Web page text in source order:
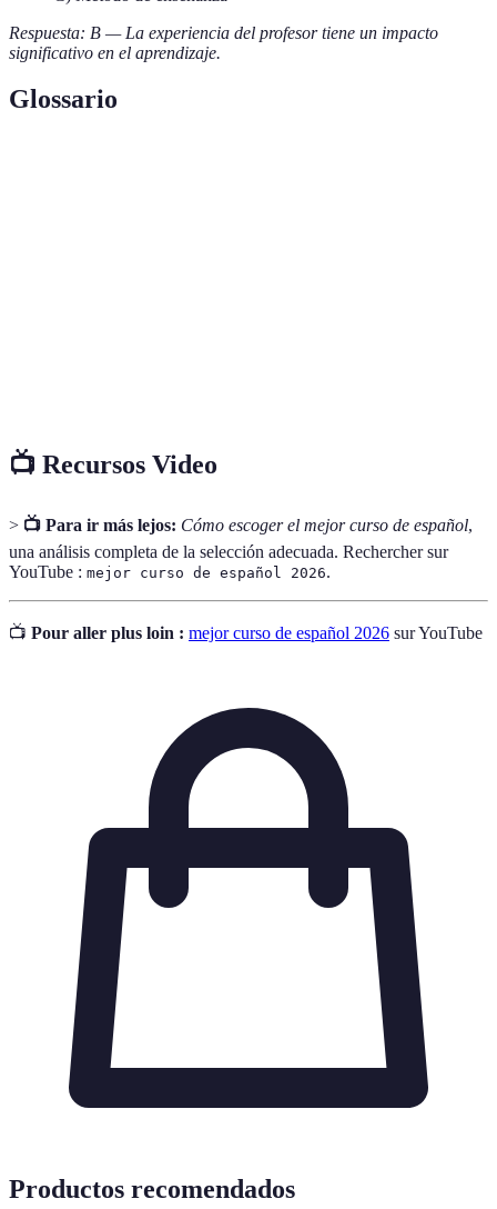
Respuesta: B — La experiencia del profesor tiene un impacto
significativo en el aprendizaje.
Glossario
📺 Recursos Video
> 📺 Para ir más lejos: Cómo escoger el mejor curso de español,
una análisis completa de la selección adecuada. Rechercher sur
YouTube : mejor curso de español 2026.
📺 Pour aller plus loin : mejor curso de español 2026 sur YouTube
Productos recomendados